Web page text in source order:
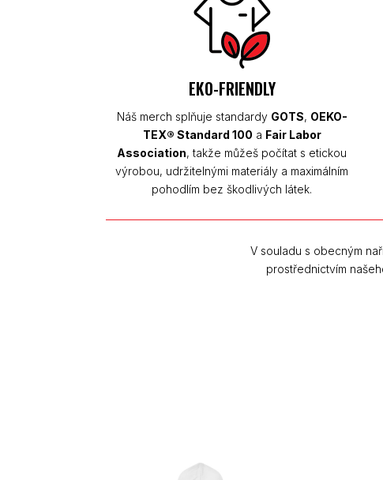
EKO-FRIENDLY
Náš merch splňuje standardy GOTS, OEKO-
TEX® Standard 100 a Fair Labor
Association, takže můžeš počítat s etickou
výrobou, udržitelnými materiály a maximálním
pohodlím bez škodlivých látek.
V souladu s obecným
prostřednictvím